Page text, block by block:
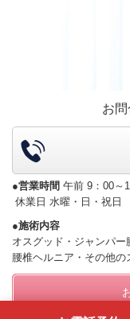
お
●営業時間 午前 9：00～
休業日 水曜・日・祝日
●施術内容
オスグッド・ジャンパ
腰椎ヘルニア・その他の